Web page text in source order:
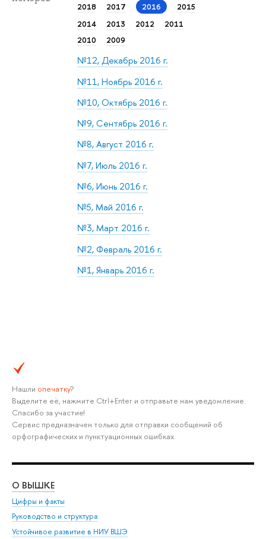
2018
2017 2016
2015
2014
2013 2012
2011
2010
2009
№12, Декабрь 2016 г.
№11, Ноябрь 2016 г.
№10, Октябрь 2016 г.
№9, Сентябрь 2016 г.
№8, Август 2016 г.
№7, Июль 2016 г.
№6, Июнь 2016 г.
№5, Май 2016 г.
№3, Март 2016 г.
№2, Февраль 2016 г.
№1, Январь 2016 г.
Нашли опечатку?
Выделите её, нажмите Ctrl+Enter и отправьте нам уведомление.
Спасибо за участие!
Сервис предназначен только для отправки сообщений об
орфографических и пунктуационных ошибках.
О ВЫШКЕ
Цифры и факты
Руководство и структура
Устойчивое развитие в НИУ ВШЭ